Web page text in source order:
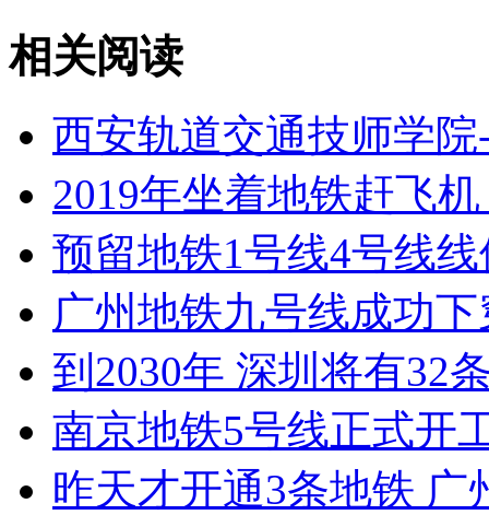
相关阅读
西安轨道交通技师学
2019年坐着地铁赶飞
预留地铁1号线4号线线
广州地铁九号线成功
到2030年 深圳将有32
南京地铁5号线正式开
昨天才开通3条地铁 广